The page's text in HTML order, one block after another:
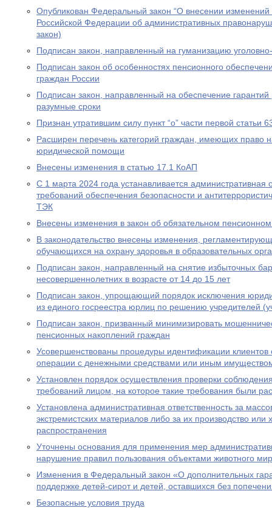
Опубликован Федеральный закон “О внесении изменений
Российской Федерации об административных
закон)
Подписан закон, направленный на гуманизацию
Подписан закон об особенностях пенсионного
граждан России
Подписан закон, направленный на обеспечение
разумные сроки
Признан утратившим силу пункт “о” части первой статьи
Расширен перечень категорий граждан, имеющих право
юридической помощи
Внесены изменения в статью 17.1 КоАП
С 1 марта 2024 года устанавливается административная
требований обеспечения безопасности и
ТЭК
Внесены изменения в закон об обязательном
В законодательство внесены изменения,
обучающихся на охрану здоровья в образовательных
Подписан закон, направленный на снятие избыточных
несовершеннолетних в возрасте от 14 до 15 лет
Подписан закон, упрощающий порядок исключения
из единого госреестра юрлиц по решению учредителей
Подписан закон, призванный минимизировать
пенсионных накоплений граждан
Усовершенствованы процедуры идентификации
операции с денежными средствами или иным
Установлен порядок осуществления проверки
требований лицом, на которое такие требования были
Установлена административная ответственность за
экстремистских материалов либо за их производство или
распространения
Уточнены основания для применения мер
нарушение правил пользования объектами животного
Изменения в Федеральный закон «О дополнительных
поддержке детей-сирот и детей, оставшихся без
Безопасные условия труда